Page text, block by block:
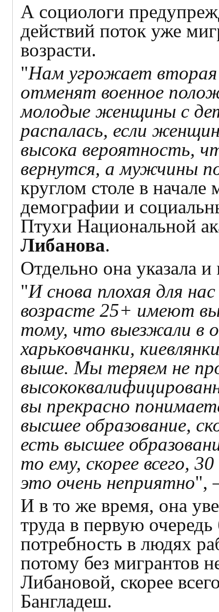
А социологи
действий поток уже
возрасти.
"Нам угрожает вторая
отменят военное
молодые женщины с
распалась, если
высока вероятность,
вернутся, а мужчины
круглом столе в начале
демографии и
Птухи Национальной
Либанова.
Отдельно она указала
"И снова плохая для
возрасте 25+ имеют
тому, что выезжали в
харьковчанки,
выше. Мы теряем не
вы прекрасно
высшее образование,
есть высшее
то ему, скорее всего,
это очень неприятно",
И в то же время, она
труда в первую
потребность в людях
потому без мигрантов
Либановой, скорее
Бангладеш.